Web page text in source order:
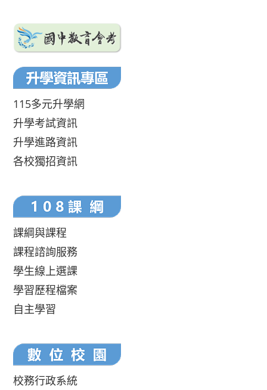
115多元升學網
升學考試資訊
升學進路資訊
各校獨招資訊
課綱與課程
課程諮詢服務
學生線上選課
學習歷程檔案
自主學習
校務行政系統